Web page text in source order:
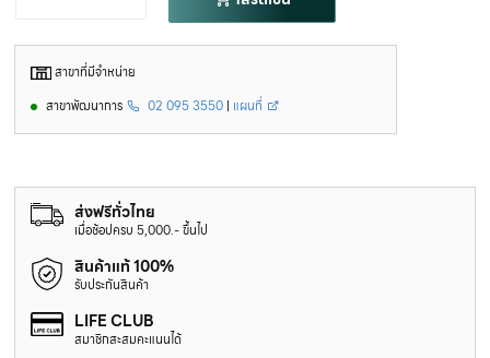
สาขาที่มีจำหน่าย
สาขาพัฒนาการ
02 095 3550| แผนที่
ส่งฟรีทั่วไทย
เมื่อช้อปครบ 5,000.- ขึ้นไป
สินค้าแท้ 100%
รับประกันสินค้า
LIFE CLUB
สมาชิกสะสมคะแนนได้